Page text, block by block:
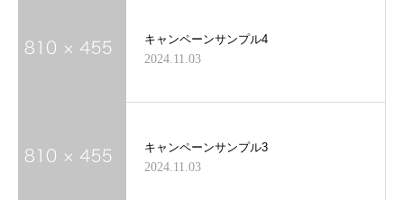
キャンペーンサンプル4
2024.11.03
キャンペーンサンプル3
2024.11.03